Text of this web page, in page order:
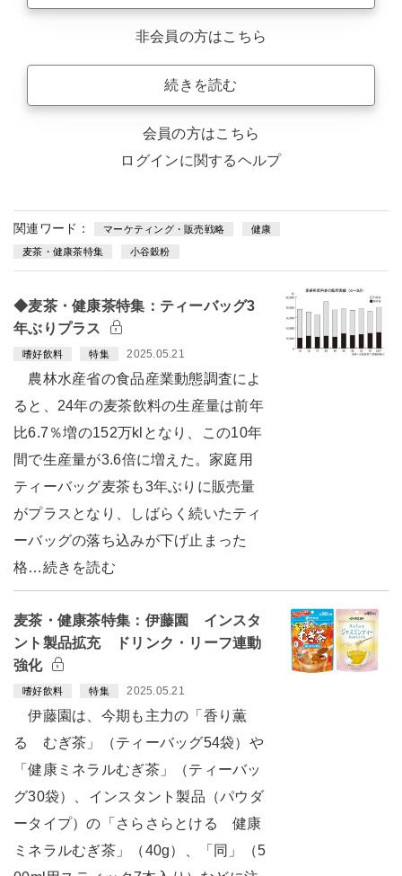
非会員の方はこちら
続きを読む
会員の方はこちら
ログインに関するヘルプ
関連ワード： マーケティング・販売戦略 健康
麦茶・健康茶特集 小谷穀粉
◆麦茶・健康茶特集：ティーバッグ3
年ぶりプラス
嗜好飲料 特集 2025.05.21
農林水産省の食品産業動態調査によ
ると、24年の麦茶飲料の生産量は前年
比6.7％増の152万klとなり、この10年
間で生産量が3.6倍に増えた。家庭用
ティーバッグ麦茶も3年ぶりに販売量
がプラスとなり、しばらく続いたティ
ーバッグの落ち込みが下げ止まった
格…続きを読む
麦茶・健康茶特集：伊藤園 インスタ
ント製品拡充 ドリンク・リーフ連動
強化
嗜好飲料 特集 2025.05.21
伊藤園は、今期も主力の「香り薫
る むぎ茶」（ティーバッグ54袋）や
「健康ミネラルむぎ茶」（ティーバッ
グ30袋）、インスタント製品（パウダ
ータイプ）の「さらさらとける 健康
ミネラルむぎ茶」（40g）、「同」（5